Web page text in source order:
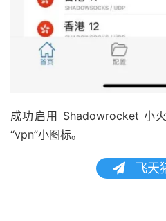
成功启用 Shadowrocket 小
“vpn”小图标。
飞天